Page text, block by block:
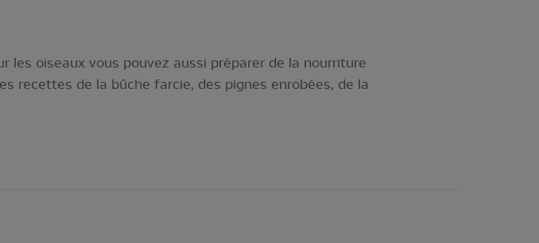
oiseaux vous pouvez aussi préparer de la nourriture
recettes de la bûche farcie, des pignes enrobées, de la